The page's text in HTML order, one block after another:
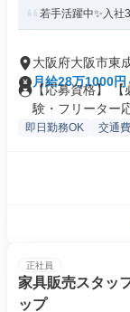
若手活躍中✨入社
大阪府大阪市東
月給28万1000
【応募資格】
験・フリーター
即日勤務OK 交通
正社員
家具販売スタッ
ップ